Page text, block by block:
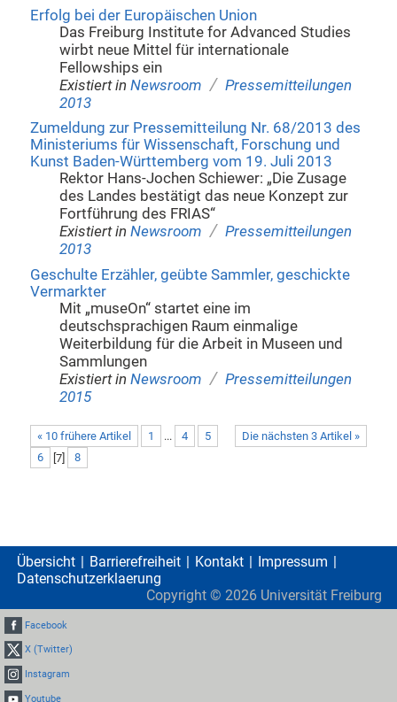
Erfolg bei der Europäischen Union
Das Freiburg Institute for Advanced Studies
wirbt neue Mittel für internationale
Fellowships ein
Existiert in Newsroom / Pressemitteilungen
2013
Zumeldung zur Pressemitteilung Nr. 68/2013 des
Ministeriums für Wissenschaft, Forschung und
Kunst Baden-Württemberg vom 19. Juli 2013
Rektor Hans-Jochen Schiewer: „Die Zusage
des Landes bestätigt das neue Konzept zur
Fortführung des FRIAS“
Existiert in Newsroom / Pressemitteilungen
2013
Geschulte Erzähler, geübte Sammler, geschickte
Vermarkter
Mit „museOn“ startet eine im
deutschsprachigen Raum einmalige
Weiterbildung für die Arbeit in Museen und
Sammlungen
Existiert in Newsroom / Pressemitteilungen
2015
« 10 frühere Artikel Die nächsten 3 Artikel »
1 ... 4
5
6
[7] 8
Übersicht Barrierefreiheit Kontakt
Impressum
Datenschutzerklaerung
Copyright © 2026 Universität Freiburg
Facebook
X (Twitter)
Instagram
Youtube